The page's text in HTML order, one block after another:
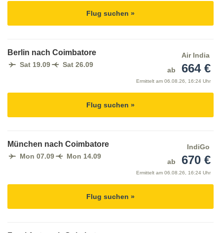
Flug suchen »
Berlin nach Coimbatore
Sat 19.09 Sat 26.09
Air India
ab
664 €
Ermittelt am 06.08.26, 16:24 Uhr
Flug suchen »
München nach Coimbatore
Mon 07.09 Mon 14.09
IndiGo
ab
670 €
Ermittelt am 06.08.26, 16:24 Uhr
Flug suchen »